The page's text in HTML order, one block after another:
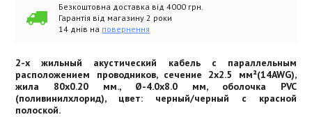
Безкоштовна доставка від 4000 грн.
Гарантія від магазину 2 роки
14 днів на повернення
2-х жильный акустический кабель с параллельным
расположением проводников, сечение 2х2.5 мм²(14AWG),
жила 80x0.20 мм., Ø-4.0x8.0 мм, оболочка PVC
(поливинилхлорид), цвет: черный/черный с красной
полоской.